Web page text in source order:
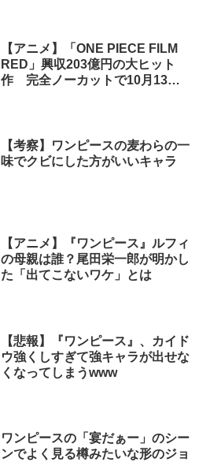
【アニメ】「ONE PIECE FILM
RED」興収203億円の大ヒット
作 完全ノーカットで10月13日
【考察】ワンピースの麦わらの一
味でクビにした方がいいキャラ
【アニメ】『ワンピース』ルフィ
の母親は誰？尾田栄一郎が明かし
た「出てこないワケ」とは
【悲報】『ワンピース』、カイド
ウ強くしすぎて強キャラが出せな
くなってしまうwww
ワンピースの「宴だぁー」のシー
ンでよく見る樽みたいな形のジョ